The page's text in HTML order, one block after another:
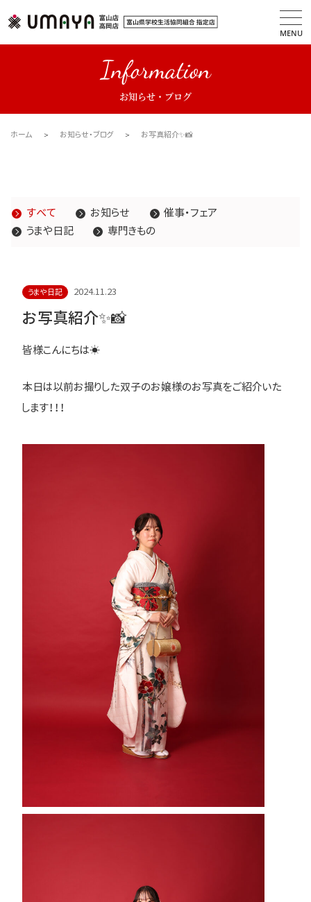
MENU
Information
お知らせ・ブログ
ホーム お知らせ・ブログ お写真紹介✨📸
すべて お知らせ
催事・フェア
うまや日記
専門きもの
うまや日記 2024.11.23
お写真紹介✨📸
皆様こんにちは☀
本日は以前お撮りした双子のお嬢様のお写真をご紹介いた
します！！！